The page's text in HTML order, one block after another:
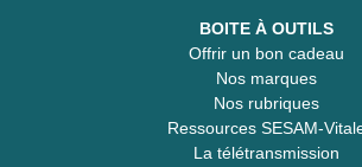
BOITE À OUTILS
Offrir un bon cadeau
Nos marques
Nos rubriques
Ressources SESAM-
La télétransmission